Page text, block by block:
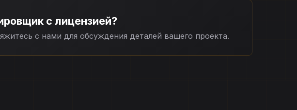
с лицензией?
с нами для обсуждения деталей вашего проекта.